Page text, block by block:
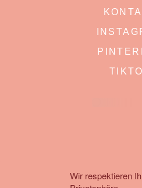
Wir respektieren